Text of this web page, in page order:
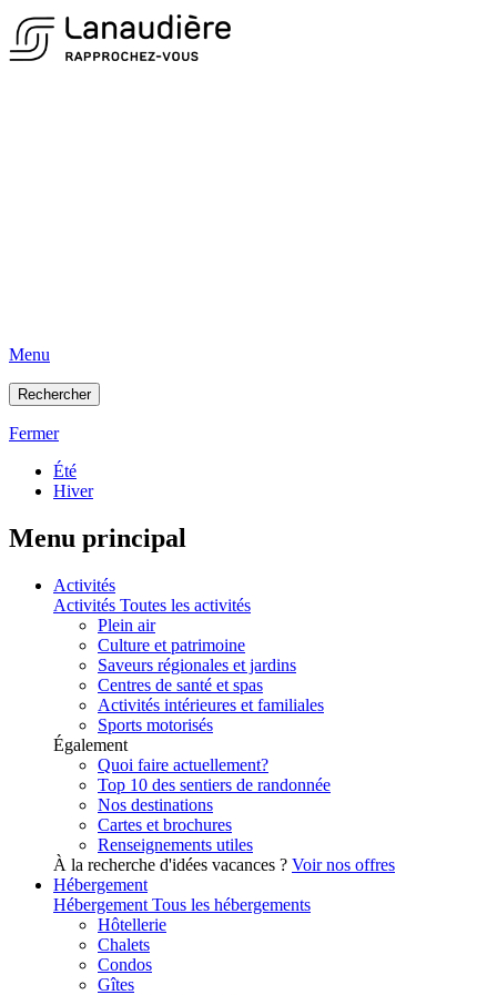
Menu
Rechercher
Fermer
Été
Hiver
Menu principal
Activités
Activités Toutes les activités
Plein air
Culture et patrimoine
Saveurs régionales et jardins
Centres de santé et spas
Activités intérieures et familiales
Sports motorisés
Également
Quoi faire actuellement?
Top 10 des sentiers de randonnée
Nos destinations
Cartes et brochures
Renseignements utiles
À la recherche d'idées vacances ? Voir nos offres
Hébergement
Hébergement Tous les hébergements
Hôtellerie
Chalets
Condos
Gîtes